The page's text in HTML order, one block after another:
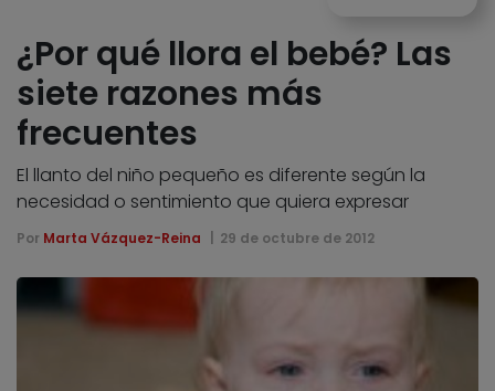
¿Por qué llora el bebé? Las
siete razones más
frecuentes
El llanto del niño pequeño es diferente según la
necesidad o sentimiento que quiera expresar
Por Marta Vázquez-Reina 29 de octubre de 2012